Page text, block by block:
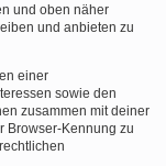
und oben näher
und anbieten zu
einer
sowie den
zusammen mit deiner
Browser-Kennung zu